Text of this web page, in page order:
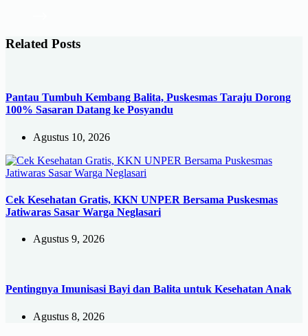
Related Posts
Pantau Tumbuh Kembang Balita, Puskesmas Taraju Dorong
100% Sasaran Datang ke Posyandu
Agustus 10, 2026
Cek Kesehatan Gratis, KKN UNPER Bersama Puskesmas
Jatiwaras Sasar Warga Neglasari
Agustus 9, 2026
Pentingnya Imunisasi Bayi dan Balita untuk Kesehatan Anak
Agustus 8, 2026